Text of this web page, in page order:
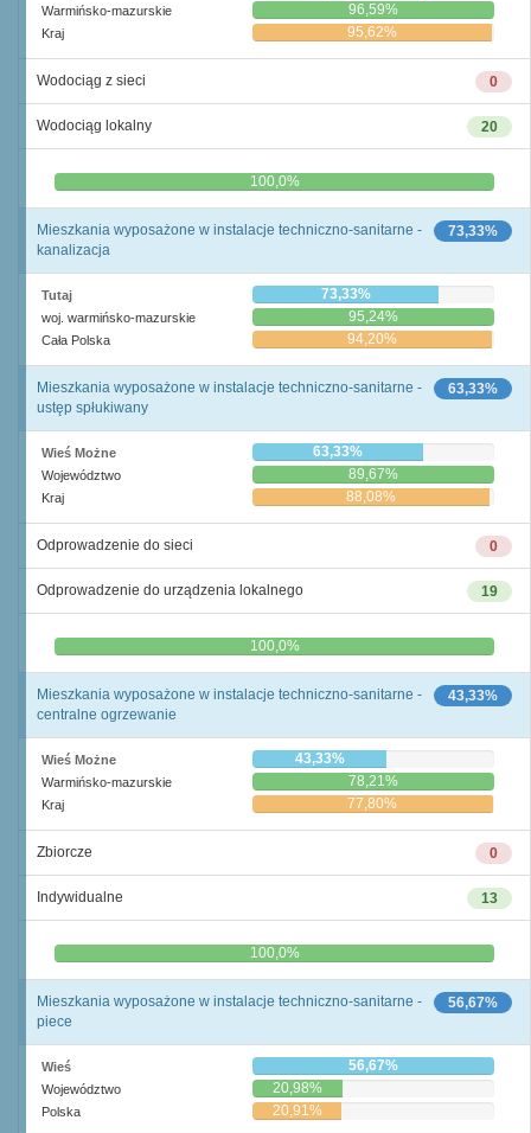
Warmińsko-mazurskie 96,59%
Kraj 95,62%
0
Wodociąg z sieci
20
Wodociąg lokalny
0,0% 100,0%
73,33%
Mieszkania wyposażone w instalacje techniczno-sanitarne -
kanalizacja
Tutaj 73,33%
woj. warmińsko-mazurskie 95,24%
Cała Polska 94,20%
63,33%
Mieszkania wyposażone w instalacje techniczno-sanitarne -
ustęp spłukiwany
Wieś Możne 63,33%
Województwo 89,67%
Kraj 88,08%
0
Odprowadzenie do sieci
19
Odprowadzenie do urządzenia lokalnego
0,0% 100,0%
43,33%
Mieszkania wyposażone w instalacje techniczno-sanitarne -
centralne ogrzewanie
Wieś Możne 43,33%
Warmińsko-mazurskie 78,21%
Kraj 77,80%
0
Zbiorcze
13
Indywidualne
0,0% 100,0%
56,67%
Mieszkania wyposażone w instalacje techniczno-sanitarne -
piece
Wieś 56,67%
Województwo 20,98%
Polska 20,91%